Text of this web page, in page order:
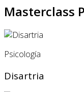
Masterclass
Psicología
Disartria